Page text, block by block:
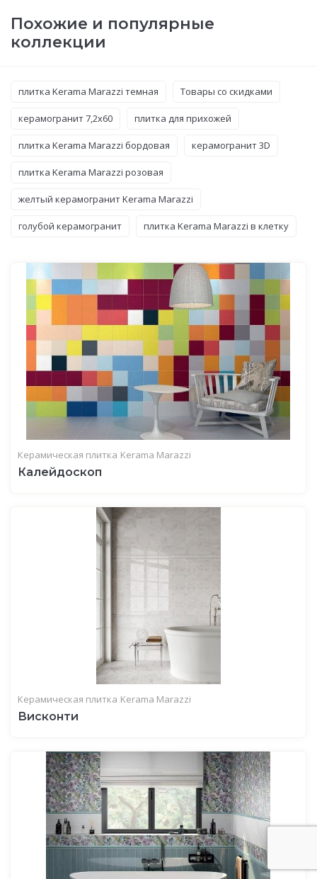
Похожие и популярные
коллекции
плитка Kerama Marazzi темная Товары со скидками
керамогранит 7,2x60 плитка для прихожей
плитка Kerama Marazzi бордовая керамогранит 3D
плитка Kerama Marazzi розовая
желтый керамогранит Kerama Marazzi
голубой керамогранит плитка Kerama Marazzi в клетку
Керамическая плитка Kerama Marazzi
Калейдоскоп
Керамическая плитка Kerama Marazzi
Висконти